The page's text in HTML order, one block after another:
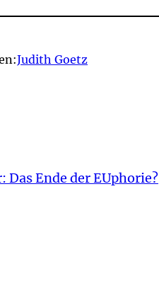
Judith Goetz
Das Ende der EUphorie?